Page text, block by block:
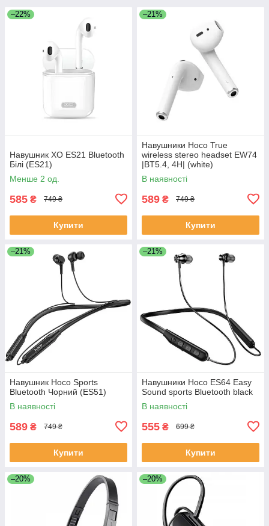
–22%
Навушник XO ES21 Bluetooth
Білі (ES21)
Менше 2 од.
585 ₴ 749 ₴
Купити
–21%
Навушники Hoco True
wireless stereo headset EW74
|BT5.4, 4H| (white)
В наявності
589 ₴ 749 ₴
Купити
–21%
Навушник Hoco Sports
Bluetooth Чорний (ES51)
В наявності
589 ₴ 749 ₴
Купити
–21%
Навушники Hoco ES64 Easy
Sound sports Bluetooth black
В наявності
555 ₴ 699 ₴
Купити
–20% –20%